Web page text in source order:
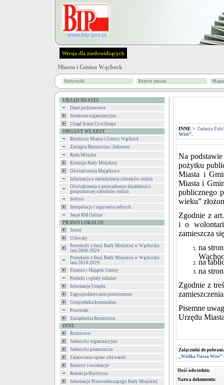
Wersja dla niedowidzących
Miasto i Gmina Wąchock
Statystyki Rejestr zmian
URZĄD MIASTA
Dane podstawowe
Struktura organizacyjna
Urząd Stanu Cywilnego
ORGANY WŁADZY
Burmistrz Miasta i Gminy Wąchock
Zastępca Burmistrza / Sekretarz
Rada Miejska
Komisje Rady Miejskiej
Oświadczenia Majątkowe
Informacja o zatrudnieniu członków rodzin
Oświadczenia o prowadzeniu działalności
gospodarczej członków rodzin
Sołtysi
Interpelacje i zapytania radnych
Sesje RM Online
PRAWO LOKALNE
Statut
Uchwały
Protokoły z Sesji Rady Miejskiej w Wąchocku
lata 2006-2024
Protokoły z Sesji Rady Miejskiej w Wąchocku
lata 2024-2029
Finanse i Majątek Gminy
Podatki i opłaty lokalne
Informacje Urzędu
Zagospodarowanie przestrzenne
Gospodarka komunalna
Pozostałe
Zarządzenia Burmistrza
INNE
Rolnictwo
Jednostki organizacyjne
Jednostki pomocnicze
Załatwianie spraw obywateli
Rejestry i ewidencje
Redakcja Biuletynu
Informacje Przewodniczącego Rady Miejskiej
INNE > Zadania
Wieś”.
Na
pożytku
Miasta i
Miasta i
publicznego
wieku”
Zgodnie z
i o
zamieszcza
na
na
na
Zgodnie z
Pisemne
Urzędu
Załączniki do
„Wielka Nasza Wieś”
Ilość odwiedzin:
Nazwa dokumentu: